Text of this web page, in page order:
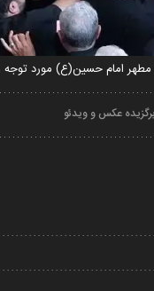
امام حسین(ع) مورد توجه
برگزیده عکس و ویدئو